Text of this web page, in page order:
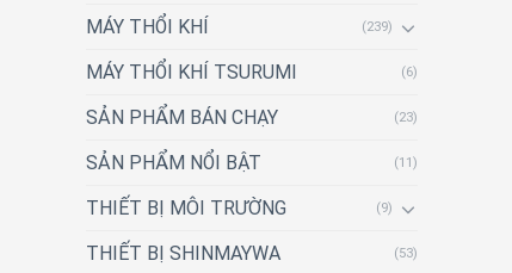
MÁY THỔI KHÍ (239)
MÁY THỔI KHÍ TSURUMI (6)
SẢN PHẨM BÁN CHẠY (23)
SẢN PHẨM NỔI BẬT (11)
THIẾT BỊ MÔI TRƯỜNG (9)
THIẾT BỊ SHINMAYWA (53)